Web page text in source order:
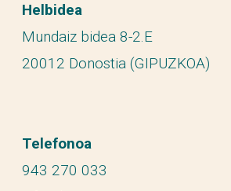
Helbidea
Mundaiz bidea 8-2.E
20012 Donostia (GIPUZKOA)
Telefonoa
943 270 033